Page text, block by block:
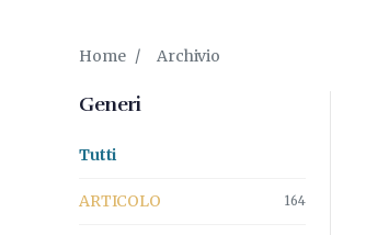
Home / Archivio
Generi
Tutti
ARTICOLO 164